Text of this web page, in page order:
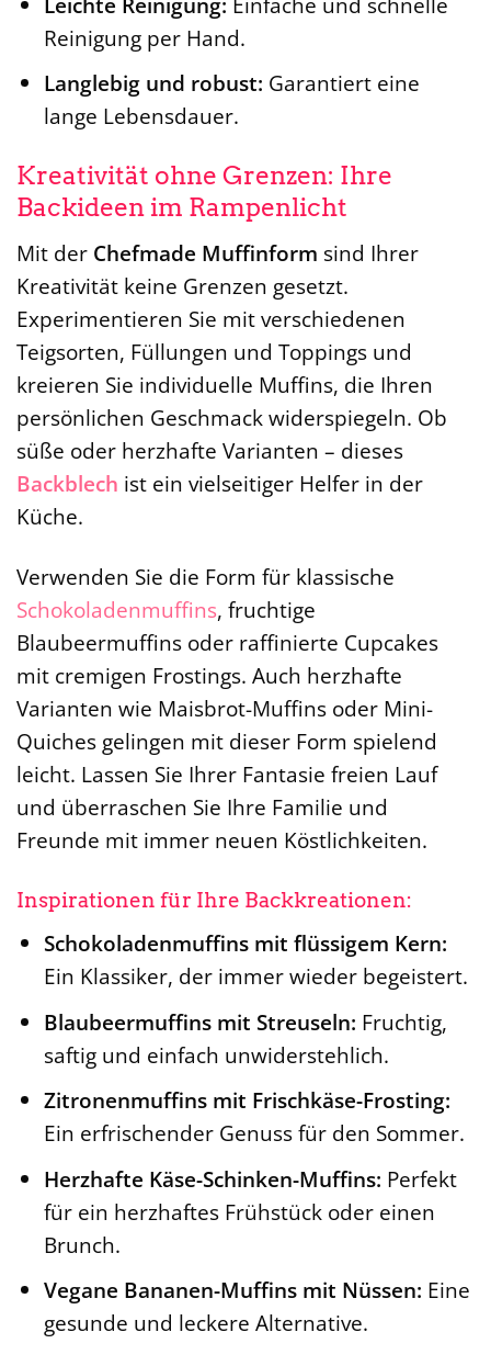
Reinigung per Hand.
Langlebig und robust: Garantiert eine
lange Lebensdauer.
Kreativität ohne Grenzen: Ihre
Backideen im Rampenlicht
Mit der Chefmade Muffinform sind Ihrer
Kreativität keine Grenzen gesetzt.
Experimentieren Sie mit verschiedenen
Teigsorten, Füllungen und Toppings und
kreieren Sie individuelle Muffins, die Ihren
persönlichen Geschmack widerspiegeln. Ob
süße oder herzhafte Varianten – dieses
Backblech ist ein vielseitiger Helfer in der
Küche.
Verwenden Sie die Form für klassische
Schokoladenmuffins, fruchtige
Blaubeermuffins oder raffinierte Cupcakes
mit cremigen Frostings. Auch herzhafte
Varianten wie Maisbrot-Muffins oder Mini-
Quiches gelingen mit dieser Form spielend
leicht. Lassen Sie Ihrer Fantasie freien Lauf
und überraschen Sie Ihre Familie und
Freunde mit immer neuen Köstlichkeiten.
Inspirationen für Ihre Backkreationen:
Schokoladenmuffins mit flüssigem Kern:
Ein Klassiker, der immer wieder begeistert.
Blaubeermuffins mit Streuseln: Fruchtig,
saftig und einfach unwiderstehlich.
Zitronenmuffins mit Frischkäse-Frosting:
Ein erfrischender Genuss für den Sommer.
Herzhafte Käse-Schinken-Muffins: Perfekt
für ein herzhaftes Frühstück oder einen
Brunch.
Vegane Bananen-Muffins mit Nüssen: Eine
gesunde und leckere Alternative.